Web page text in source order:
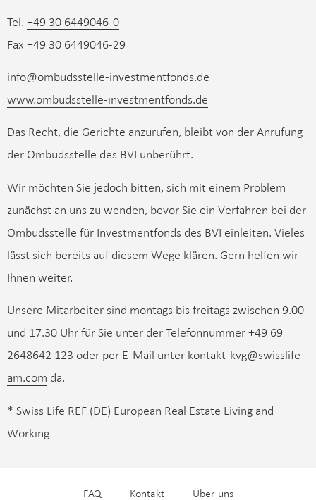
Tel. +49 30 6449046-0
Fax +49 30 6449046-29
info@ombudsstelle-investmentfonds.de
www.ombudsstelle-investmentfonds.de
Das Recht, die Gerichte anzurufen, bleibt von der Anrufung
der Ombudsstelle des BVI unberührt.
Wir möchten Sie jedoch bitten, sich mit einem Problem
zunächst an uns zu wenden, bevor Sie ein Verfahren bei der
Ombudsstelle für Investmentfonds des BVI einleiten. Vieles
lässt sich bereits auf diesem Wege klären. Gern helfen wir
Ihnen weiter.
Unsere Mitarbeiter sind montags bis freitags zwischen 9.00
und 17.30 Uhr für Sie unter der Telefonnummer +49 69
2648642 123 oder per E-Mail unter kontakt-kvg@swisslife-
am.com da.
* Swiss Life REF (DE) European Real Estate Living and
Working
FAQ Kontakt Über uns